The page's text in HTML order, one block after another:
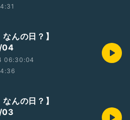
なんの日？】
04
06:30:04
なんの日？】